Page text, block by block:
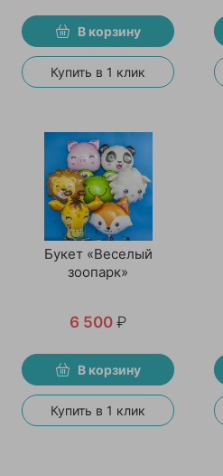
В корзину
Купить в 1 клик
Букет «Веселый
зоопарк»
6 500 ₽
В корзину
Купить в 1 клик